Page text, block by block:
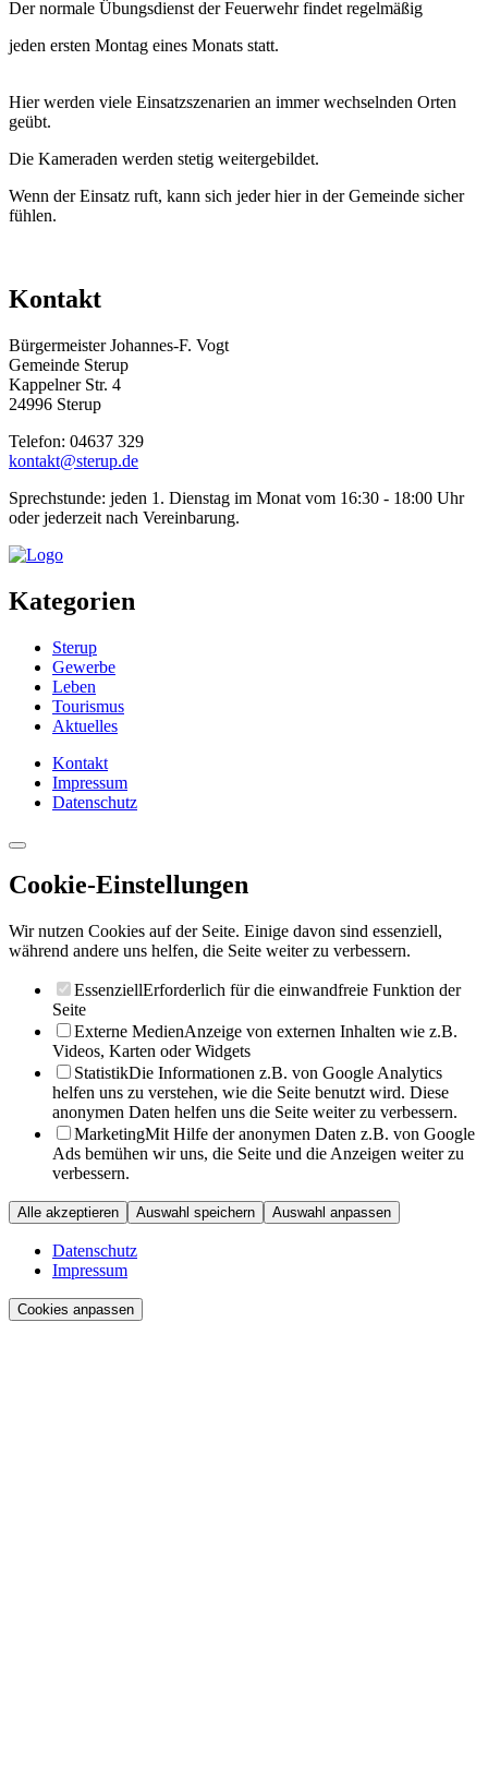
Der normale Übungsdienst der Feuerwehr findet regelmäßig
jeden ersten Montag eines Monats statt.
Hier werden viele Einsatzszenarien an immer wechselnden Orten
geübt.
Die Kameraden werden stetig weitergebildet.
Wenn der Einsatz ruft, kann sich jeder hier in der Gemeinde sicher
fühlen.
Kontakt
Bürgermeister Johannes-F. Vogt
Gemeinde Sterup
Kappelner Str. 4
24996 Sterup
Telefon: 04637 329
kontakt@sterup.de
Sprechstunde: jeden 1. Dienstag im Monat vom 16:30 - 18:00 Uhr
oder jederzeit nach Vereinbarung.
Kategorien
Sterup
Gewerbe
Leben
Tourismus
Aktuelles
Kontakt
Impressum
Datenschutz
Cookie-Einstellungen
Wir nutzen Cookies auf der Seite. Einige davon sind essenziell,
während andere uns helfen, die Seite weiter zu verbessern.
EssenziellErforderlich für die einwandfreie Funktion der
Seite
Externe MedienAnzeige von externen Inhalten wie z.B.
Videos, Karten oder Widgets
StatistikDie Informationen z.B. von Google Analytics
helfen uns zu verstehen, wie die Seite benutzt wird. Diese
anonymen Daten helfen uns die Seite weiter zu verbessern.
MarketingMit Hilfe der anonymen Daten z.B. von Google
Ads bemühen wir uns, die Seite und die Anzeigen weiter zu
verbessern.
Alle akzeptieren Auswahl speichern Auswahl anpassen
Datenschutz
Impressum
Cookies anpassen